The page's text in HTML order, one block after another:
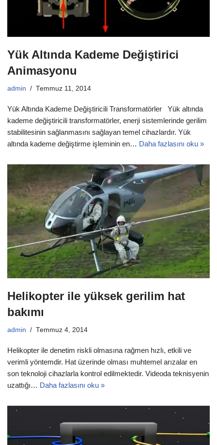
Yük Altında Kademe Değiştirici
Animasyonu
admin Temmuz 11, 2014
Yük Altında Kademe Değiştiricili Transformatörler Yük altında
kademe değiştiricili transformatörler, enerji sistemlerinde gerilim
stabilitesinin sağlanmasını sağlayan temel cihazlardır. Yük
altında kademe değiştirme işleminin en… Daha fazlasını oku »
Helikopter ile yüksek gerilim hat
bakımı
admin Temmuz 4, 2014
Helikopter ile denetim riskli olmasına rağmen hızlı, etkili ve
verimli yöntemdir. Hat üzerinde olması muhtemel arızalar en
son teknoloji cihazlarla kontrol edilmektedir. Videoda teknisyenin
uzattığı… Daha fazlasını oku »